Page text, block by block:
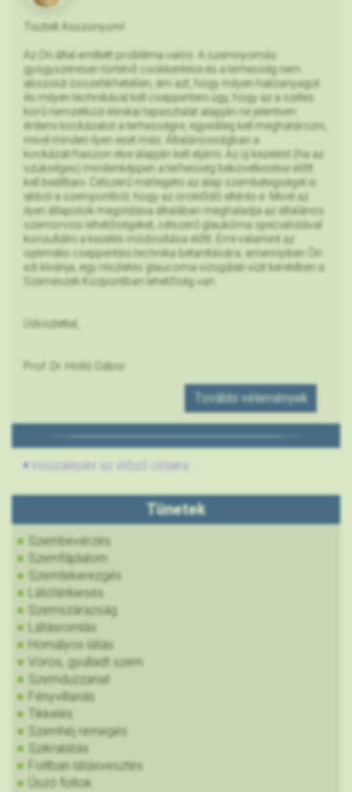
Tisztelt Asszonyom!
Az Ön által említett probléma valós. A szemnyomás
gyógyszeresen történő csökkentése és a terhesség nem
abszolút összeférhetetlen, ám azt, hogy milyen hatóanyagot
és milyen technikával kell cseppenteni úgy, hogy az a széles
körű nemzetközi klinikai tapasztalat alapján ne jelentsen
érdemi kockázatot a terhességre, egyedileg kell meghatározni,
mivel minden ilyen eset más. Általánosságban a
kockázat/haszon elve alapján kell eljárni. Az új kezelést (ha az
szükséges) mindenképpen a terhesség bekövetkezése előtt
kell beállítani. Célszerű mérlegelni az alap szembetegséget is
abból a szempontból, hogy az öröklődő eltérés-e. Mivel az
ilyen állapotok megoldása általában meghaladja az általános
szemorvosi lehetőségeket, célszerű glaukóma specialistával
konzultálni a kezelés módosítása előtt. Erre valamint az
optimális cseppentési technika betanítására, amennyiben Ön
ezt kívánja, egy részletes glaucoma vizsgálati vizit keretében a
Szemészeti Központban lehetőség van.
Üdvözlettel,
Prof. Dr. Holló Gábor
További vélemények
Visszalépés az előző oldalra...
Tünetek
Szembevérzés
Szemfájdalom
Szemtekerezgés
Látótérkiesés
Szemszárazság
Látásromlás
Homályos látás
Vörös, gyulladt szem
Szemduzzanat
Fényvillanás
Tikkelés
Szemhéj remegés
Szikralátás
Foltban látásvesztés
Úszó foltok